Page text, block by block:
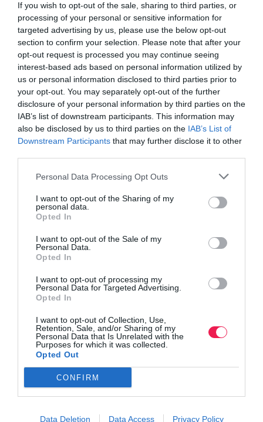
If you wish to opt-out of the sale, sharing to third parties, or
processing of your personal or sensitive information for
targeted advertising by us, please use the below opt-out
section to confirm your selection. Please note that after your
opt-out request is processed you may continue seeing
interest-based ads based on personal information utilized by
us or personal information disclosed to third parties prior to
your opt-out. You may separately opt-out of the further
disclosure of your personal information by third parties on the
IAB’s list of downstream participants. This information may
also be disclosed by us to third parties on the IAB’s List of
Downstream Participants that may further disclose it to other
Personal Data Processing Opt Outs
I want to opt-out of the Sharing of my
personal data.
Opted In
I want to opt-out of the Sale of my
Personal Data.
Opted In
I want to opt-out of processing my
Personal Data for Targeted Advertising.
Opted In
I want to opt-out of Collection, Use,
Retention, Sale, and/or Sharing of my
Personal Data that Is Unrelated with the
Purposes for which it was collected.
Opted Out
CONFIRM
Data Deletion Data Access Privacy Policy
Γίνε Συνδρομητής
Βρες το RUNNER!
Όλα τα Τεύχη